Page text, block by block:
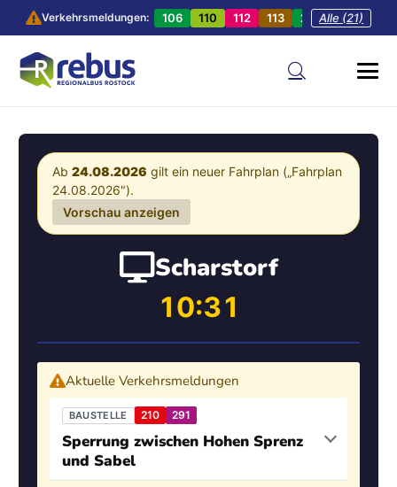
Verkehrsmeldungen: 106 110 112 113 201 202
Alle (21)
Ab 24.08.2026 gilt ein neuer Fahrplan („Fahrplan
24.08.2026").
Vorschau anzeigen
Scharstorf
10:31
Aktuelle Verkehrsmeldungen
BAUSTELLE 210 291
Sperrung zwischen Hohen Sprenz
und Sabel